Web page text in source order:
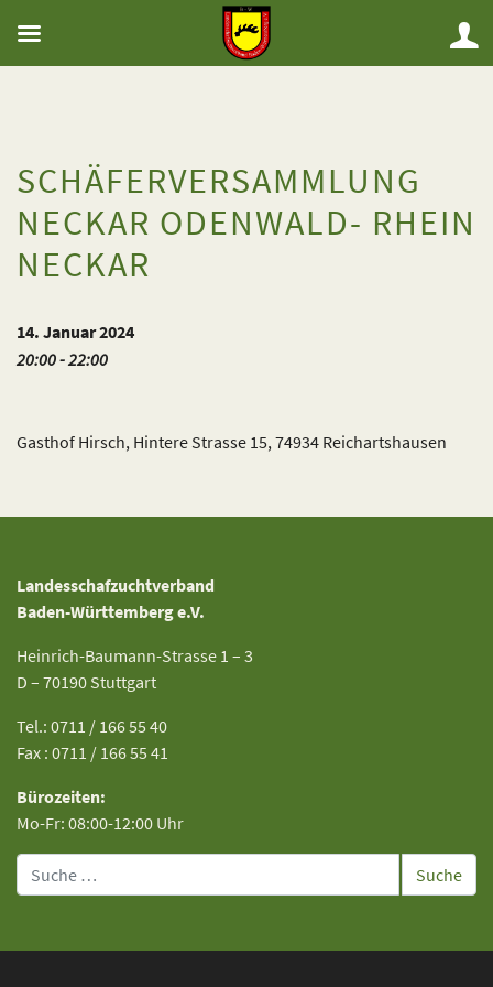
SCHÄFERVERSAMMLUNG
NECKAR ODENWALD- RHEIN
NECKAR
14. Januar 2024
20:00 - 22:00
Gasthof Hirsch, Hintere Strasse 15, 74934 Reichartshausen
Landesschafzuchtverband
Baden-Württemberg e.V.
Heinrich-Baumann-Strasse 1 – 3
D – 70190 Stuttgart
Tel.: 0711 / 166 55 40
Fax : 0711 / 166 55 41
Bürozeiten:
Mo-Fr: 08:00-12:00 Uhr
Suche